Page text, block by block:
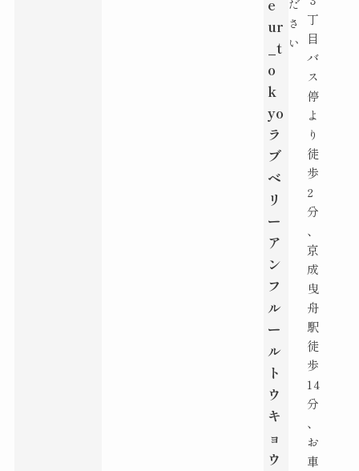
e
ur
_t
o
k
yo
ラ
ブ
ベ
リ
ー
ア
ン
フ
ル
ー
ル
ト
ウ
キ
ョ
ウ
だ
さ
い
丁
目
バ
ス
停
よ
り
徒
歩
2
分
、
京
成
曳
舟
駅
徒
歩
14
分
、
お
車